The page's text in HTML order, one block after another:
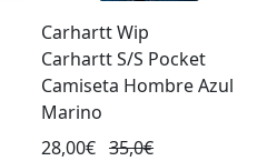
Carhartt Wip
Carhartt S/S Pocket
Camiseta Hombre Azul
Marino
28,00€ 35,0€